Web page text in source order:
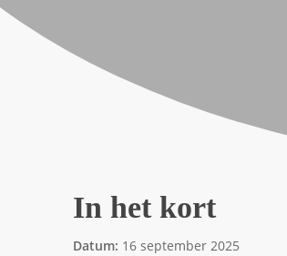
In het kort
Datum: 16 september 2025